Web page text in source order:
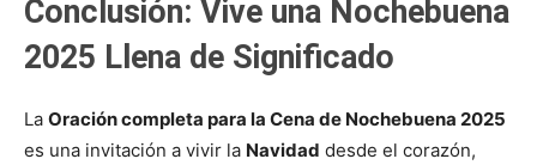
Conclusión: Vive una Nochebuena
2025 Llena de Significado
La Oración completa para la Cena de Nochebuena 2025
es una invitación a vivir la Navidad desde el corazón,